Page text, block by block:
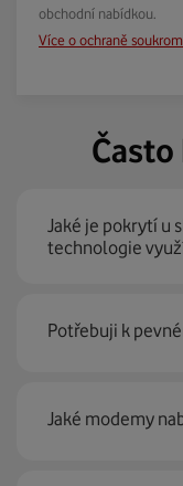
obchodní nabídkou.
Více o ochraně
Jaké je pokrytí u
technologie
Pevný internet
domácností
Potřebuji k
Ano, potřebujete.
modemu od
Jaké modemy